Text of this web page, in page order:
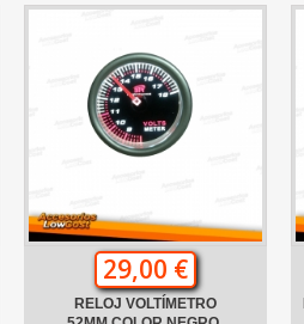
29,00 €
RELOJ VOLTÍMETRO